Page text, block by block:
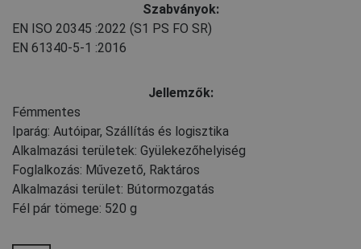
Szabványok:
EN ISO 20345 :2022 (S1 PS FO SR)
EN 61340-5-1 :2016
Jellemzők:
Fémmentes
Iparág: Autóipar, Szállítás és logisztika
Alkalmazási területek: Gyülekezőhelyiség
Foglalkozás: Művezető, Raktáros
Alkalmazási terület: Bútormozgatás
Fél pár tömege: 520 g